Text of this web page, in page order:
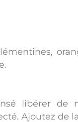
libérer de
Ajoutez